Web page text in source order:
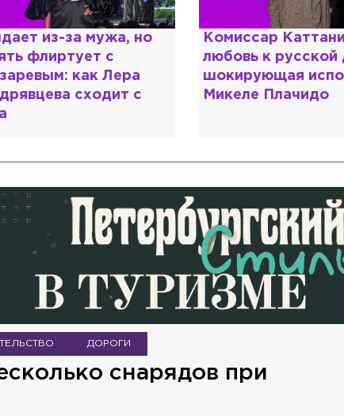
но
с
Комиссар Каттани и
любовь к русской душе:
шокирующая исповедь
Микеле Плачидо
ДОРОГИ
снарядов при